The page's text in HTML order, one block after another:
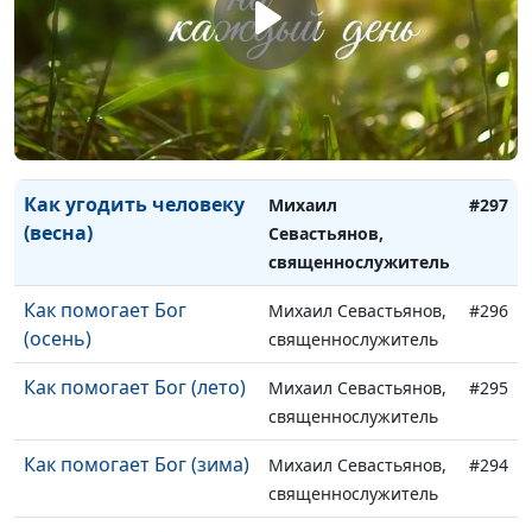
Как угодить человеку
(лето)
Михаил Севастьянов,
священнослужитель
#299
Как угодить человеку
(зима)
Михаил Севастьянов,
священнослужитель
#298
Как угодить человеку
(весна)
Михаил
Севастьянов,
священнослужитель
#297
Как помогает Бог
(осень)
Михаил Севастьянов,
священнослужитель
#296
Как помогает Бог (лето)
Михаил Севастьянов,
священнослужитель
#295
Как помогает Бог (зима)
Михаил Севастьянов,
священнослужитель
#294